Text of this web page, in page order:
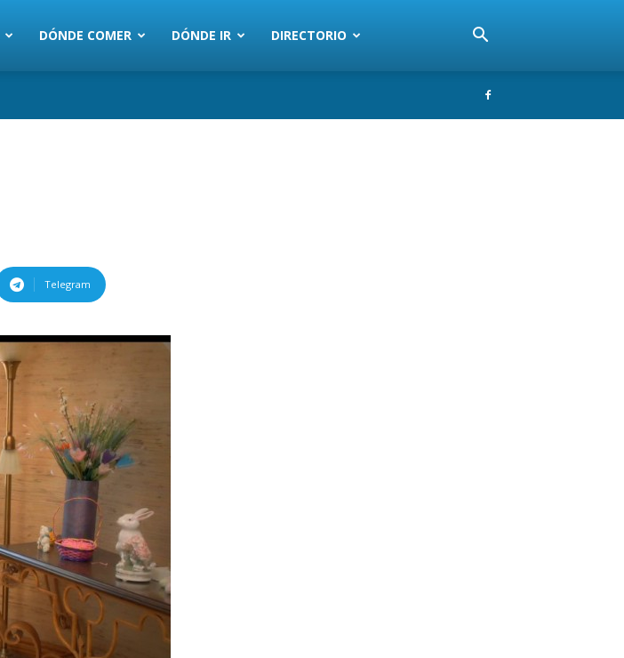
DÓNDE COMER DÓNDE IR DIRECTORIO
Telegram